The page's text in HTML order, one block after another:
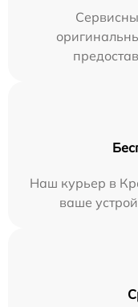
Наш курьер в
ваше